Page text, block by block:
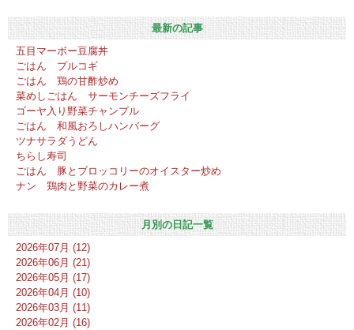
最新の記事
五目マーボー豆腐丼
ごはん プルコギ
ごはん 鶏の甘酢炒め
菜めしごはん サーモンチーズフライ
ゴーヤ入り野菜チャンプル
ごはん 和風おろしハンバーグ
ツナサラダうどん
ちらし寿司
ごはん 豚とブロッコリーのオイスター炒め
ナン 鶏肉と野菜のカレー煮
月別の日記一覧
2026年07月 (12)
2026年06月 (21)
2026年05月 (17)
2026年04月 (10)
2026年03月 (11)
2026年02月 (16)